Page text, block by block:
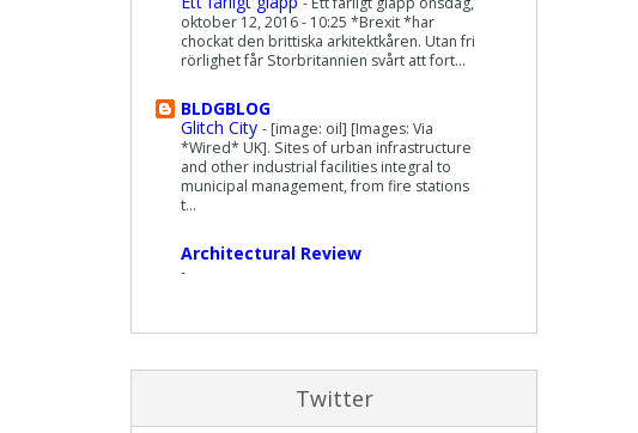
oktober 12, 2016 - 10:25 *Brexit *har
chockat den brittiska arkitektkåren. Utan fri
rörlighet får Storbritannien svårt att fort...
BLDGBLOG
Glitch City - [image: oil] [Images: Via
*Wired* UK]. Sites of urban infrastructure
and other industrial facilities integral to
municipal management, from fire stations
t...
Architectural Review
-
Twitter